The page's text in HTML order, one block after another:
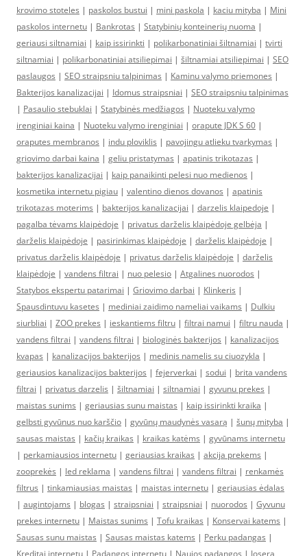
krovimo stoteles | paskolos bustui | mini paskola | kaciu mityba | Mini
paskolos internetu | Bankrotas | Statybinių konteinerių nuoma |
geriausi siltnamiai | kaip issirinkti | polikarbonatiniai šiltnamiai | tvirti
siltnamiai | polikarbonatiniai atsiliepimai | šiltnamiai atsiliepimai | SEO
paslaugos | SEO straipsniu talpinimas | Kaminu valymo priemones |
Bakterijos kanalizacijai | Idomus straipsniai | SEO straipsniu talpinimas
| Pasaulio stebuklai | Statybinės medžiagos | Nuoteku valymo
irenginiai kaina | Nuoteku valymo irenginiai | orapute JDK S 60 |
oraputes membranos | indu ploviklis | pavojingu atlieku tvarkymas |
griovimo darbai kaina | geliu pristatymas | apatinis trikotazas |
bakterijos kanalizacijai | kaip panaikinti pelesi nuo medienos |
kosmetika internetu pigiau | valentino dienos dovanos | apatinis
trikotazas moterims | bakterijos kanalizacijai | darzelis klaipedoje |
pagalba tėvams klaipėdoje | privatus darželis klaipėdoje gelbėja |
darželis klaipėdoje | pasirinkimas klaipėdoje | darželis klaipėdoje |
privatus darželis klaipėdoje | privatus darželis klaipėdoje | darželis
klaipėdoje | vandens filtrai | nuo pelesio | Atgalines nuorodos |
Statybos ekspertu patarimai | Griovimo darbai | Klinkeris |
Spausdintuvu kasetes | mediniai zaidimo nameliai vaikams | Dulkiu
siurbliai | ZOO prekes | ieskantiems filtru | filtrai namui | filtru nauda |
vandens filtrai | vandens filtrai | biologinės bakterijos | kanalizacijos
kvapas | kanalizacijos bakterijos | medinis namelis su ciuozykla |
geriausios kanalizacijos bakterijos | fejerverkai | sodui | brita vandens
filtrai | privatus darzelis | šiltnamiai | siltnamiai | gyvunu prekes |
maistas sunims | geriausias sunu maistas | kaip issirinkti kraika |
gelbsti gyvūnus nuo karščio | gyvūnų maudynės vasarą | šunų mityba |
sausas maistas | kačių kraikas | kraikas katėms | gyvūnams internetu
| perkamiausios internetu | geriausias kraikas | akcija prekems |
zooprekės | led reklama | vandens filtrai | vandens filtrai | renkamės
filtrus | tinkamiausias maistas | maistas internetu | geriausias ėdalas
| augintojams | blogas | straipsniai | straipsniai | nuorodos | Gyvunu
prekes internetu | Maistas sunims | Tofu kraikas | Konservai katems |
Sausas sunu maistas | Sausas maistas katems | Perku padangas |
Kreditai internetu | Padangos internetu | Naujos padangos | Josera